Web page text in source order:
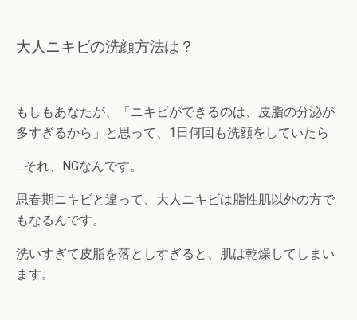
大人ニキビの洗顔方法は？
もしもあなたが、「ニキビができるのは、皮脂の分泌が
多すぎるから」と思って、1日何回も洗顔をしていたら
…それ、NGなんです。
思春期ニキビと違って、大人ニキビは脂性肌以外の方で
もなるんです。
洗いすぎて皮脂を落としすぎると、肌は乾燥してしまい
ます。